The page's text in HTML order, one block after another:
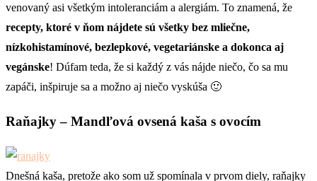
venovaný asi všetkým intoleranciám a alergiám. To znamená, že
recepty, ktoré v ňom nájdete sú všetky bez mliečne,
nízkohistamínové, bezlepkové, vegetariánske a dokonca aj
vegánske! Dúfam teda, že si každý z vás nájde niečo, čo sa mu
zapáči, inšpiruje sa a možno aj niečo vyskúša 🙂
Raňajky– Mandľová ovsená kaša s ovocím
Dnešná kaša, pretože ako som už spomínala v prvom diely, raňajky